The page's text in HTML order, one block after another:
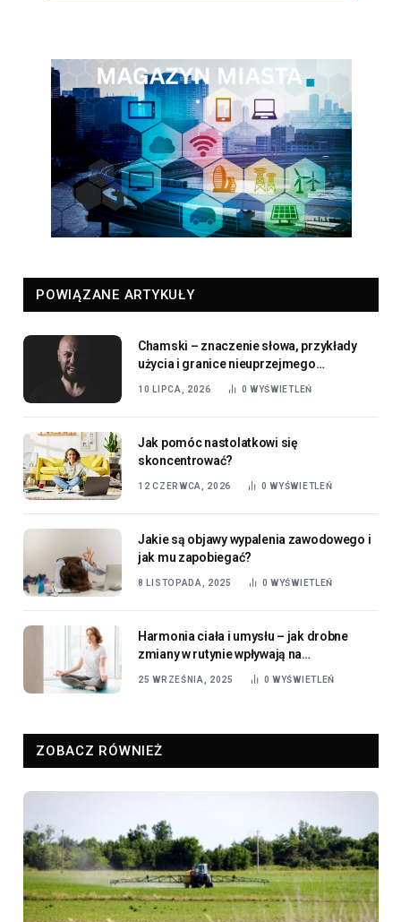
POWIĄZANE ARTYKUŁY
Chamski – znaczenie słowa, przykłady
użycia i granice nieuprzejmego
zachowania
10 LIPCA, 2026 0 WYŚWIETLEŃ
Jak pomóc nastolatkowi się
skoncentrować?
12 CZERWCA, 2026 0 WYŚWIETLEŃ
Jakie są objawy wypalenia zawodowego i
jak mu zapobiegać?
8 LISTOPADA, 2025 0 WYŚWIETLEŃ
Harmonia ciała i umysłu – jak drobne
zmiany w rutynie wpływają na
samopoczucie?
25 WRZEŚNIA, 2025 0 WYŚWIETLEŃ
ZOBACZ RÓWNIEŻ